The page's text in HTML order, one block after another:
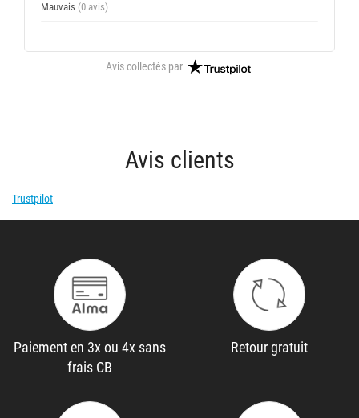
Mauvais (0 avis)
Avis collectés par
Avis clients
Trustpilot
Paiement en 3x ou 4x sans
frais CB
Retour gratuit